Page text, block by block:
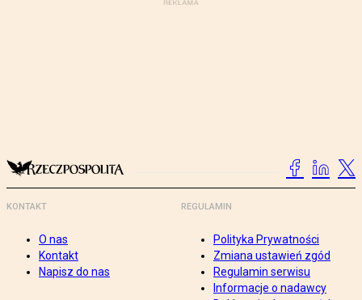
KONTAKT
O nas
Kontakt
Napisz do nas
REGULAMIN
Polityka Prywatności
Zmiana ustawień zgód
Regulamin serwisu
Informacje o nadawcy